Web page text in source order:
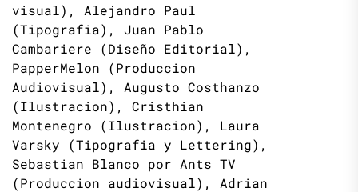
visual), Alejandro Paul
(Tipografia), Juan Pablo
Cambariere (Diseño Editorial),
PapperMelon (Produccion
Audiovisual), Augusto Costhanzo
(Ilustracion), Cristhian
Montenegro (Ilustracion), Laura
Varsky (Tipografia y Lettering),
Sebastian Blanco por Ants TV
(Produccion audiovisual), Adrian